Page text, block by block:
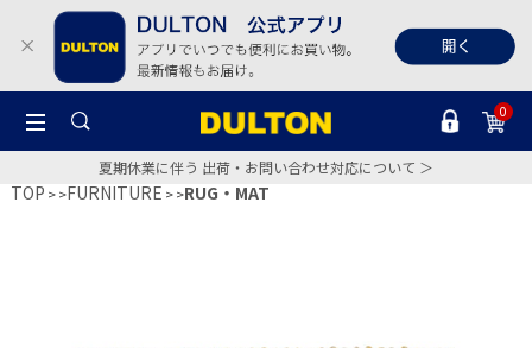
0
夏期休業に伴う 出荷・お問い合わせ対応について ＞
TOP >FURNITURE >RUG・MAT